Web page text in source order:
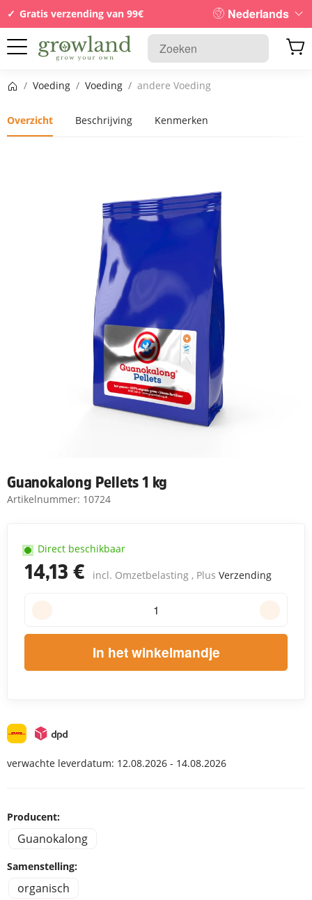
Gratis verzending van 99€ Nederlands
Startpagina
/ Voeding / Voeding / andere Voeding
Overzicht Beschrijving Kenmerken
Guanokalong Pellets 1 kg
Artikelnummer: 10724
14,13 € incl. Omzetbelasting , Plus Verzending
Direct beschikbaar
In het winkelmandje
verwachte leverdatum: 12.08.2026 - 14.08.2026
Producent:
Guanokalong
Samenstelling:
organisch